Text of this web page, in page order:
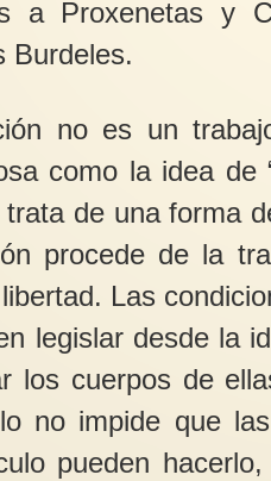
a Proxenetas y
Burdeles.
no es un
como la idea de
de una forma
procede de la
Las
legislar desde la
los cuerpos de
no impide que
pueden